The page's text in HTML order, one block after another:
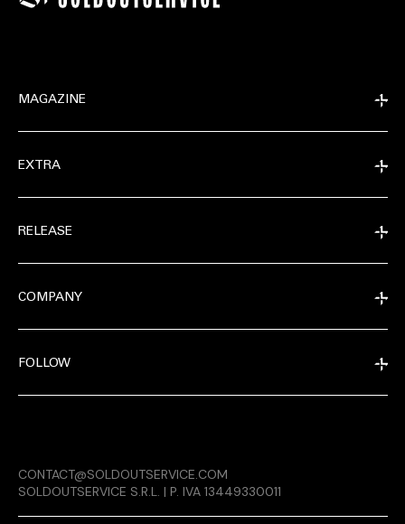
RELEASE
MAGAZINE
EXTRA
RELEASE
COMPANY
FOLLOW
CONTACT@SOLDOUTSERVICE.COM
SOLDOUTSERVICE S.R.L. | P. IVA 13449330011